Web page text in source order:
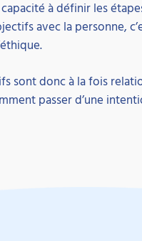
à définir les
avec la personne,
sont donc à la fois
passer d’une